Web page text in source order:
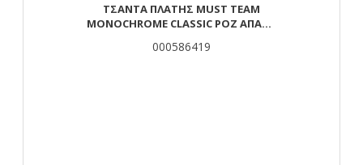
ΤΣΆΝΤΑ ΠΛΆΤΗΣ MUST TEAM
MONOCHROME CLASSIC ΡΟΖ ΑΠΑΛΌ
000586419